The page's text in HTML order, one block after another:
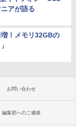
アが語る
！メモリ32GBの
お問い合わせ
編集部へのご連絡